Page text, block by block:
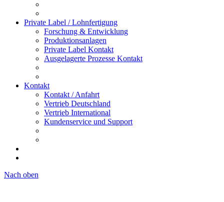
Private Label / Lohnfertigung
Forschung & Entwicklung
Produktionsanlagen
Private Label Kontakt
Ausgelagerte Prozesse Kontakt
Kontakt
Kontakt / Anfahrt
Vertrieb Deutschland
Vertrieb International
Kundenservice und Support
Nach oben